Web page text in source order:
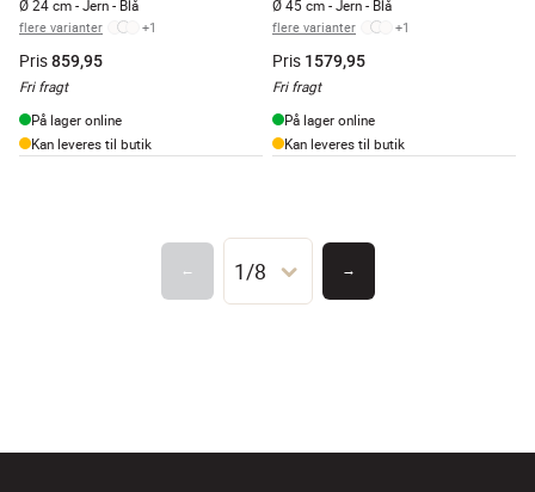
Ø 24 cm - Jern - Blå
flere varianter +1
Pris859,95
Fri fragt
På lager online
Kan leveres til butik
Ø 45 cm - Jern - Blå
flere varianter +1
Pris 1579,95
Fri fragt
På lager online
Kan leveres til butik
← 1/8 →